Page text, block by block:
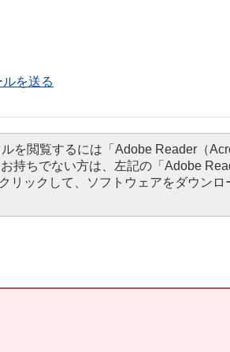
を送る
を閲覧するには「Adobe Reader（
持ちでない方は、左記の「Adobe
リックして、ソフトウェアをダウンロ